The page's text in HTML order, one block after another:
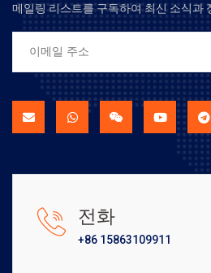
메일링 리스트를 구독하여 최신 소식과
전화
+86 15863109911